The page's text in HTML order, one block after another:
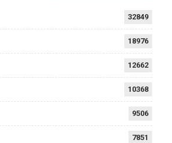
32849
18976
12662
10368
9506
7851